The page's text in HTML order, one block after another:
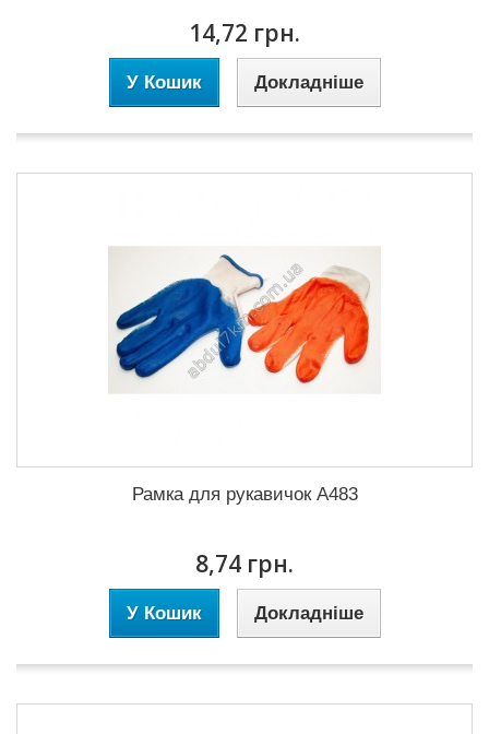
14,72 грн.
У Кошик Докладніше
Рамка для рукавичок A483
8,74 грн.
У Кошик Докладніше